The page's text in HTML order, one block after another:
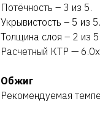
Потёчность – 3 из 5.
Укрывистость – 5 из 5.
Толщина слоя – 2 из 5.
Расчетный КТР —
Обжиг
Рекомендуемая